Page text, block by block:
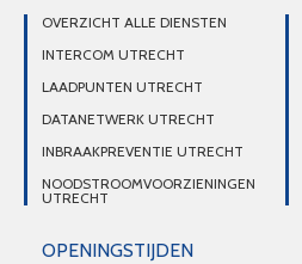
OVERZICHT ALLE DIENSTEN
INTERCOM UTRECHT
LAADPUNTEN UTRECHT
DATANETWERK UTRECHT
INBRAAKPREVENTIE UTRECHT
NOODSTROOMVOORZIENINGEN
UTRECHT
OPENINGSTIJDEN